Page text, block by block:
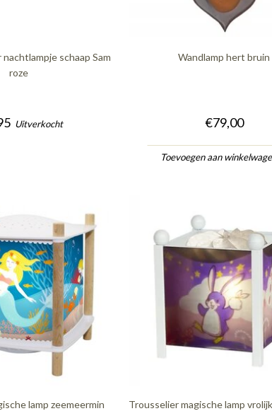
schaap Sam
roze
Uitverkocht
Wandlamp hert bruin
€79,00
Toevoegen aan
lamp zeemeermin
Trousselier magische lamp